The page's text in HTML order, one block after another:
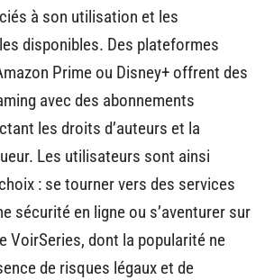
à son utilisation et les
disponibles. Des plateformes
Prime ou Disney+ offrent des
avec des abonnements
les droits d’auteurs et la
Les utilisateurs sont ainsi
: se tourner vers des services
sécurité en ligne ou s’aventurer sur
VoirSeries, dont la popularité ne
de risques légaux et de